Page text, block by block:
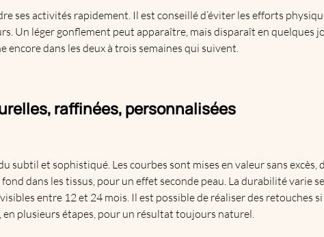
ses activités rapidement. Il est conseillé d’éviter les efforts
Un léger gonflement peut apparaître, mais disparaît en quelques
dans les deux à trois semaines qui suivent.
raffinées, personnalisées
subtil et sophistiqué. Les courbes sont mises en valeur sans excès,
dans les tissus, pour un effet seconde peau. La durabilité varie
entre 12 et 24 mois. Il est possible de réaliser des retouches
plusieurs étapes, pour un résultat toujours naturel.